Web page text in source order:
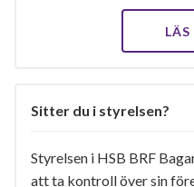
LÄS
Sitter du i styrelsen?
Styrelsen i HSB BRF
att ta kontroll över sin